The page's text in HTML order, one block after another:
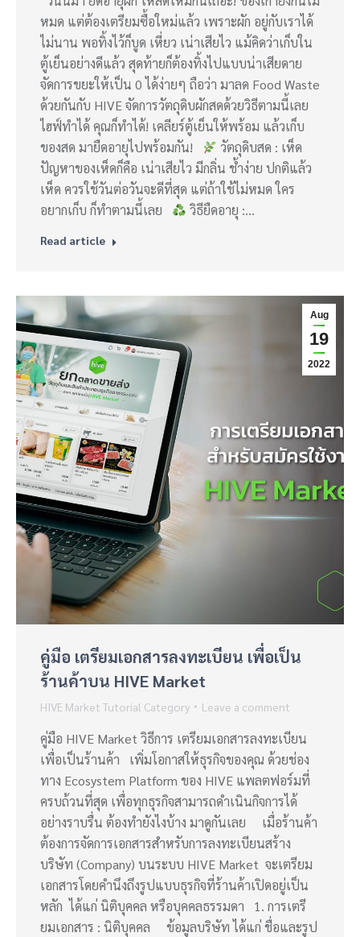
หมด แต่ต้องเตรียมซื้อใหม่แล้ว เพราะผัก อยู่กับเราได้
ไม่นาน พอทิ้งไว้ก็บูด เหี่ยว เน่าเสียไว แม้คิดว่าเก็บใน
ตู้เย็นอย่างดีแล้ว สุดท้ายก็ต้องทิ้งไปแบบน่าเสียดาย
จัดการขยะให้เป็น 0 ได้ง่ายๆ ถือว่า มาลด Food Waste
ด้วยกันกับ HIVE จัดการวัตถุดิบผักสดด้วยวิธีตามนี้เลย
ไฮฟ์ทำได้ คุณก็ทำได้! เคลียร์ตู้เย็นให้พร้อม แล้วเก็บ
ของสด มายืดอายุไปพร้อมกัน!
วัตถุดิบสด : เห็ด
ปัญหาของเห็ดก็คือ เน่าเสียไว มีกลิ่น ช้ำง่าย ปกติแล้ว
เห็ด ควรใช้วันต่อวันจะดีที่สุด แต่ถ้าใช้ไม่หมด ใคร
อยากเก็บ ก็ทำตามนี้เลย
วิธียืดอายุ :…
Read article
Aug
19
2022
คู่มือ เตรียมเอกสารลงทะเบียน เพื่อเป็น
ร้านค้าบน HIVE Market
HIVE Market Tutorial Category Leave a comment
คู่มือ HIVE Market วิธีการ เตรียมเอกสารลงทะเบียน
เพื่อเป็นร้านค้า เพิ่มโอกาสให้ธุรกิจของคุณ ด้วยช่อง
ทาง Ecosystem Platform ของ HIVE แพลตฟอร์มที่
ครบถ้วนที่สุด เพื่อทุกธุรกิจสามารถดำเนินกิจการได้
อย่างราบรื่น ต้องทำยังไงบ้าง มาดูกันเลย เมื่อร้านค้า
ต้องการจัดการเอกสารสำหรับการลงทะเบียนสร้าง
บริษัท (Company) บนระบบ HIVE Market จะเตรียม
เอกสารโดยคำนึงถึงรูปแบบธุรกิจที่ร้านค้าเปิดอยู่เป็น
หลัก ได้แก่ นิติบุคคล หรือบุคคลธรรมดา 1. การเตรี
ยมเอกสาร : นิติบุคคล ข้อมูลบริษัท ได้แก่ ชื่อและรูป